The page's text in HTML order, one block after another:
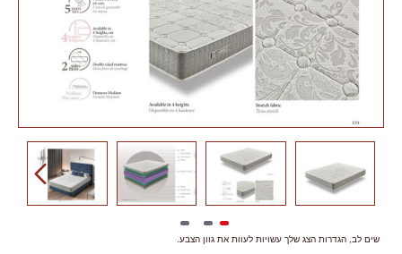
שים לב, הגדרות הצג שלך עשויות לעוות את גוון הצבע.